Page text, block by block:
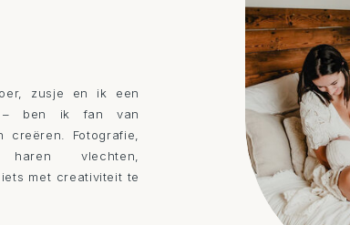
zusje en ik een
– ben ik fan van
Fotografie,
vlechten,
met creativiteit te